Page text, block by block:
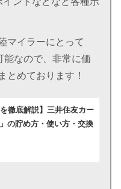
マイラーにとって
能なので、非常に価
とめております！
を徹底解説】三井住友カー
の貯め方・使い方・交換